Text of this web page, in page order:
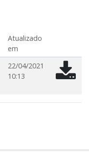
Atualizado
em
22/04/2021
10:13